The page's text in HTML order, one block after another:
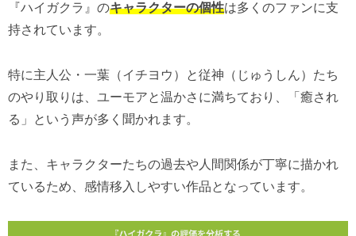
『ハイガクラ』のキャラクターの個性は多くのファンに支
持されています。
特に主人公・一葉（イチヨウ）と従神（じゅうしん）たち
のやり取りは、ユーモアと温かさに満ちており、「癒され
る」という声が多く聞かれます。
また、キャラクターたちの過去や人間関係が丁寧に描かれ
ているため、感情移入しやすい作品となっています。